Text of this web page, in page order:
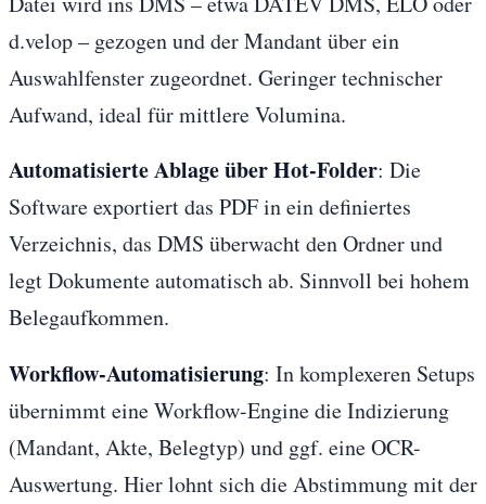
d.velop – gezogen und der Mandant über ein
Auswahlfenster zugeordnet. Geringer technischer
Aufwand, ideal für mittlere Volumina.
Automatisierte Ablage über Hot-Folder: Die
Software exportiert das PDF in ein definiertes
Verzeichnis, das DMS überwacht den Ordner und
legt Dokumente automatisch ab. Sinnvoll bei hohem
Belegaufkommen.
Workflow-Automatisierung: In komplexeren Setups
übernimmt eine Workflow-Engine die Indizierung
(Mandant, Akte, Belegtyp) und ggf. eine OCR-
Auswertung. Hier lohnt sich die Abstimmung mit der